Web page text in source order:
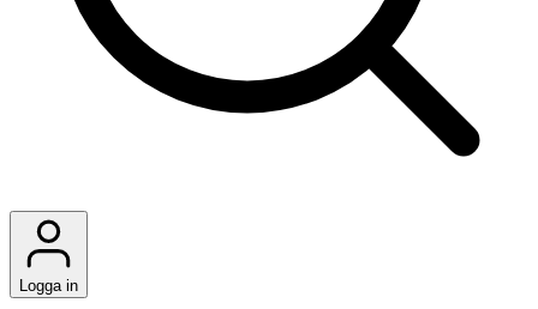
Logga in